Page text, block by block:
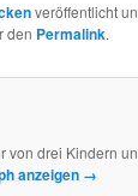
veröffentlicht
den Permalink.
von drei Kindern
anzeigen →